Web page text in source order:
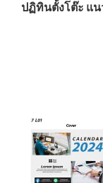
ปฏิทินตั้งโต๊ะ แ